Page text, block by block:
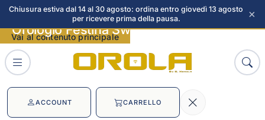
Chiusura estiva dal 14 al 30 agosto: ordina entro giovedì 13 agosto
per ricevere prima della pausa.
×
Vai al contenuto principale
ACCOUNT CARRELLO
Orologio Festina Swiss immagini